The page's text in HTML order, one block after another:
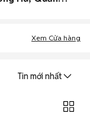
Xem Cửa hàng
Tin mới nhất